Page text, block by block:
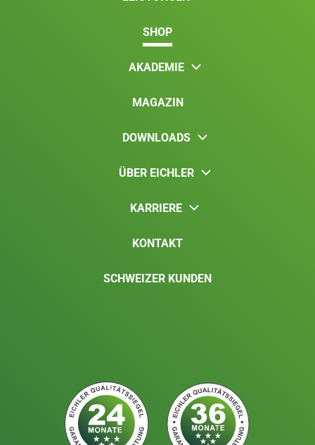
SHOP
AKADEMIE
MAGAZIN
DOWNLOADS
ÜBER EICHLER
KARRIERE
KONTAKT
SCHWEIZER KUNDEN